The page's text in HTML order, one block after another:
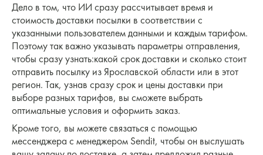
Дело в том, что ИИ сразу рассчитывает время и
стоимость доставки посылки в соответствии с
указанными пользователем данными и каждым тарифом.
Поэтому так важно указывать параметры отправления,
чтобы сразу узнать:какой срок доставки и сколько стоит
отправить посылку из Ярославской области или в этот
регион. Так, узнав сразу срок и цены доставки при
выборе разных тарифов, вы сможете выбрать
оптимальные условия и оформить заказ.
Кроме того, вы можете связаться с помощью
мессенджера с менеджером Sendit, чтобы он выслушать